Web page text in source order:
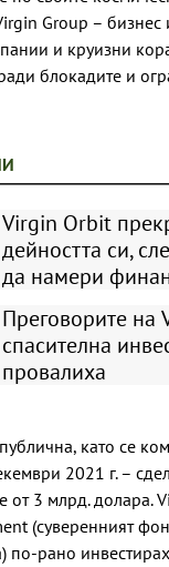
Group –
и круизни
блокадите и
Virgin Orbit
дейността си,
да намери
Преговорите на
спасителна
провалиха
като се
2021 г. –
от 3 млрд. долара.
(суверенният
по-рано